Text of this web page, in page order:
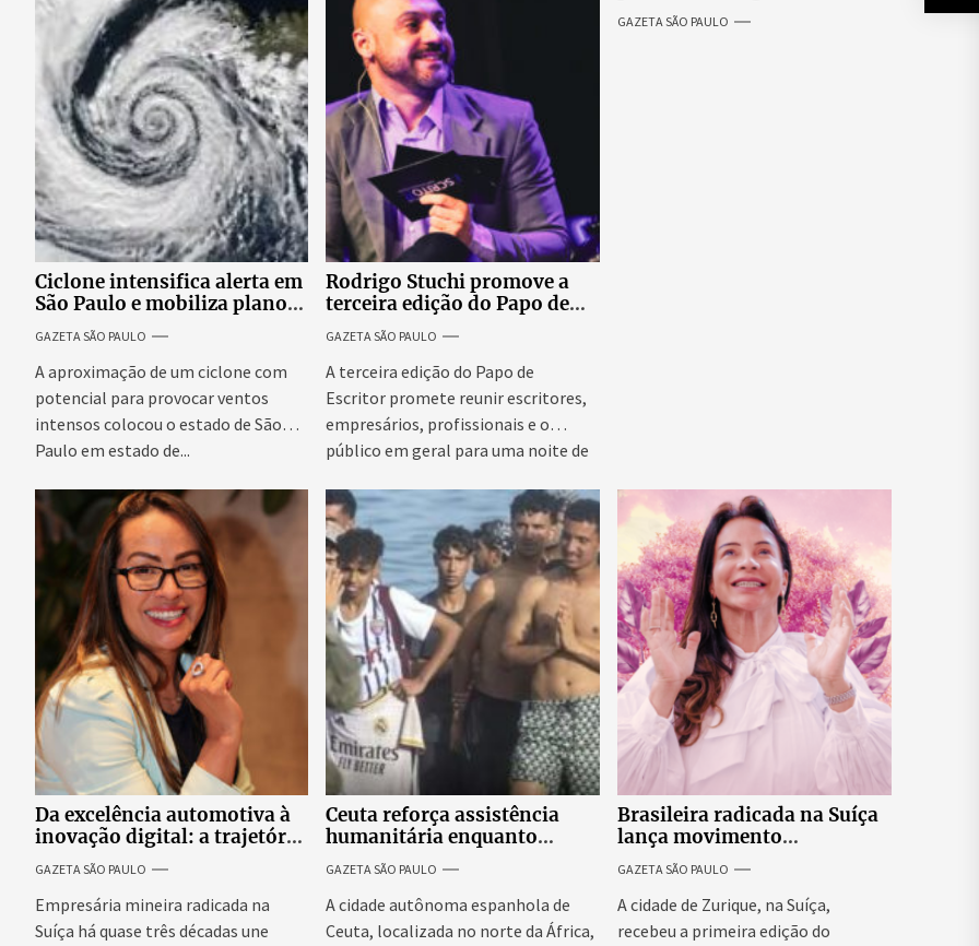
Ciclone intensifica alerta em
São Paulo e mobiliza plano
emergencial para evitar
impactos no fornecimento
de energia
GAZETA SÃO PAULO
A aproximação de um ciclone com
potencial para provocar ventos
intensos colocou o estado de São
Paulo em estado de...
Rodrigo Stuchi promove a
terceira edição do Papo de
Escritor, podcast ao vivo que
reúne especialistas para
discutir saúde mental e
prosperidade.
GAZETA SÃO PAULO
A terceira edição do Papo de
Escritor promete reunir escritores,
empresários, profissionais e o
público em geral para uma noite de
denúncias de cortes
excessivos de cabelo e
GAZETA SÃO PAULO
Da excelência automotiva à
inovação digital: a trajetória
internacional da empresária
Adriene Silva
GAZETA SÃO PAULO
Empresária mineira radicada na
Suíça há quase três décadas une
Ceuta reforça assistência
humanitária enquanto
Espanha busca evitar nova
onda migratória
GAZETA SÃO PAULO
A cidade autônoma espanhola de
Ceuta, localizada no norte da África,
Brasileira radicada na Suíça
lança movimento
internacional voltado ao
fortalecimento da identidade
feminina
GAZETA SÃO PAULO
A cidade de Zurique, na Suíça,
recebeu a primeira edição do